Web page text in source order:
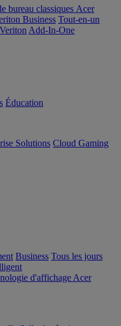
bureau classiques Acer
Business Tout-en-un
Add-In-One
Éducation
Solutions Cloud Gaming
Business Tous les jours
d'affichage Acer